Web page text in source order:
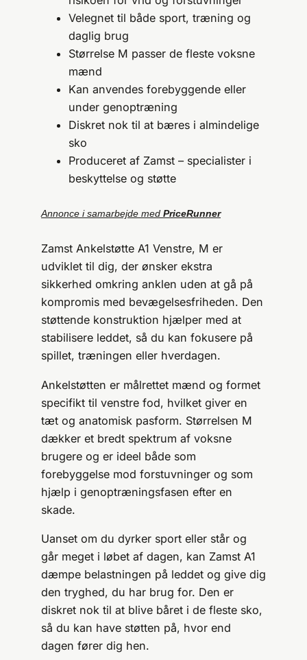
Velegnet til både sport, træning og
daglig brug
Størrelse M passer de fleste voksne
mænd
Kan anvendes forebyggende eller
under genoptræning
Diskret nok til at bæres i almindelige
sko
Produceret af Zamst – specialister i
beskyttelse og støtte
Annonce i samarbejde med PriceRunner
Zamst Ankelstøtte A1 Venstre, M er
udviklet til dig, der ønsker ekstra
sikkerhed omkring anklen uden at gå på
kompromis med bevægelsesfriheden. Den
støttende konstruktion hjælper med at
stabilisere leddet, så du kan fokusere på
spillet, træningen eller hverdagen.
Ankelstøtten er målrettet mænd og formet
specifikt til venstre fod, hvilket giver en
tæt og anatomisk pasform. Størrelsen M
dækker et bredt spektrum af voksne
brugere og er ideel både som
forebyggelse mod forstuvninger og som
hjælp i genoptræningsfasen efter en
skade.
Uanset om du dyrker sport eller står og
går meget i løbet af dagen, kan Zamst A1
dæmpe belastningen på leddet og give dig
den tryghed, du har brug for. Den er
diskret nok til at blive båret i de fleste sko,
så du kan have støtten på, hvor end
dagen fører dig hen.